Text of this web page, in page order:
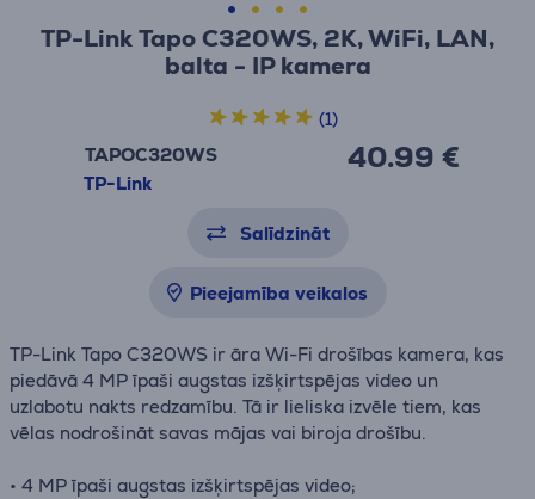
TP-Link Tapo C320WS, 2K, WiFi, LAN,
balta - IP kamera
TAPOC320WS
TP-Link
40.99 €
(1)
Salīdzināt
Pieejamība veikalos
TP-Link Tapo C320WS ir āra Wi-Fi drošības kamera, kas
piedāvā 4 MP īpaši augstas izšķirtspējas video un
uzlabotu nakts redzamību. Tā ir lieliska izvēle tiem, kas
vēlas nodrošināt savas mājas vai biroja drošību.
• 4 MP īpaši augstas izšķirtspējas video;